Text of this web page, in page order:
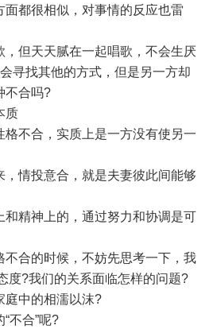
都很相似，对事情的反应也雷
，但天天腻在一起唱歌，不会生厌
寻找其他的方式，但是另一方却
不合吗?
质
不合，实质上是一方没有使另一
，情投意合，就是夫妻彼此间能够
和精神上的，通过努力和协调是可
不合的时候，不妨先思考一下，我
度?我们的关系面临怎样的问题?
庭中的相濡以沫?
不合”呢?